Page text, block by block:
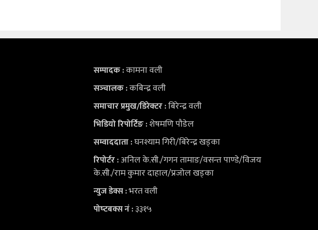
सम्पादक :कामना वली
सञ्‍चालक :कबिन्द्र वली
समाचार प्रमुख/डिरेक्टर :बिरेन्द्र वली
भिडियोरिपोर्टिङ :शेषमणि पौडेल
सम्वाददाता :घनश्याम गिरी/बिरेन्द्र खड्का
रिपोर्टर :अनिल के.सी./गगन तामाङ/वसन्त पाण्डे/विजय
के.सी./राम कुमार दाहाल/प्रजोल खड्का
न्युज डेक्स:भरत वली
पोष्‍टबक्स नं :३३१५